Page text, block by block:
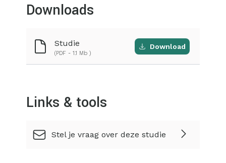
Downloads
Studie
(PDF - 1.1 Mb )
Download
Links & tools
Stel je vraag over deze studie